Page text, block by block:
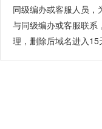
同级编办或客服人员
与同级编办或客服联系
理，删除后域名进入